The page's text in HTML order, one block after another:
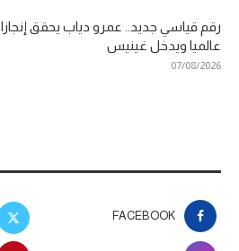
رقم قياسي جديد.. عمرو دياب يحقق إنجازا
عالميا ويدخل غينيس
07/08/2026
FACEBOOK